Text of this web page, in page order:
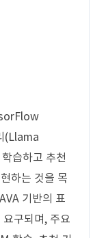
(Llama
습하고 추천
하는 것을 목
기반의 표
구되며, 주요